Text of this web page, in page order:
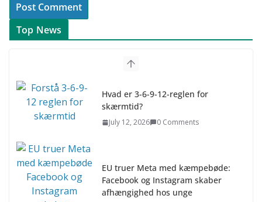
Top News
Hvad er 3-6-9-12-reglen for
skærmtid?
July 12, 2026 0 Comments
EU truer Meta med kæmpebøde:
Facebook og Instagram skaber
afhængighed hos unge